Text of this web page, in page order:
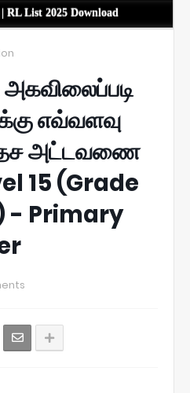
RL List 2025 Download
எவ்வளவு
அட்டவணை
15 (Grade
- Primary